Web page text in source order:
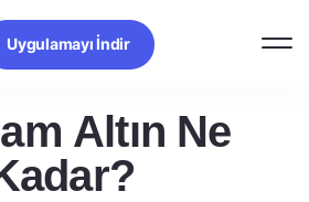
Uygulamayı İndir
Altın Ne